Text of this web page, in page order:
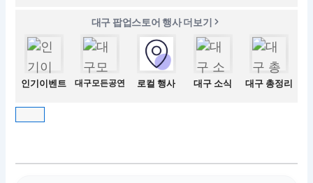
대구 팝업스토어 행사 더보기
인기이벤트 대구모든공연 로컬 행사 대구 소식 대구 총정리